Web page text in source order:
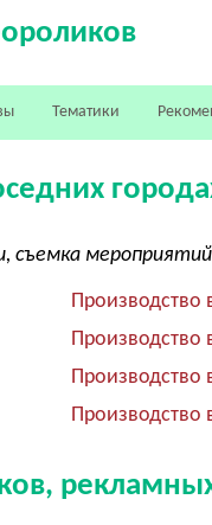
Тематики
съемка
Производство
Производство
Производство
Производство